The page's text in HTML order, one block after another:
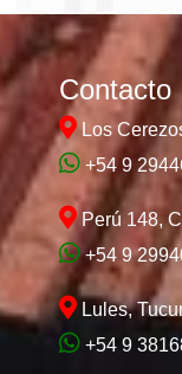
Contacto
Los
+54 9
Perú 148,
+54 9
Lules,
+54 9